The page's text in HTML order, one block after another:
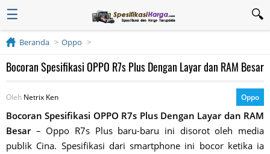
☰
Beranda Oppo
Bocoran Spesifikasi OPPO R7s Plus Dengan Layar dan RAM Besar
Oleh Netrix Ken Oppo
Bocoran Spesifikasi OPPO R7s Plus Dengan Layar dan RAM
Besar– Oppo R7s Plus baru-baru ini disorot oleh media
publik Cina. Spesifikasi dari smartphone ini bocor ketika ia